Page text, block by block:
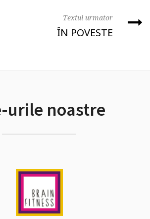
Textul urmator
ÎN POVESTE
urile noastre